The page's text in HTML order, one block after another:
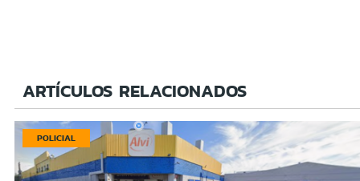
ARTÍCULOS RELACIONADOS
POLICIAL